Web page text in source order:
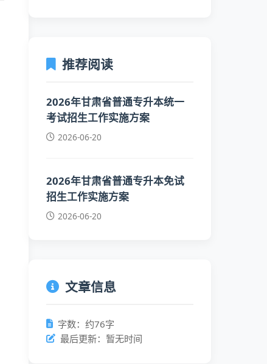
推荐阅读
2026年甘肃省普通专升本统一
考试招生工作实施方案
2026-06-20
2026年甘肃省普通专升本免试
招生工作实施方案
2026-06-20
文章信息
字数：约76字
最后更新：暂无时间